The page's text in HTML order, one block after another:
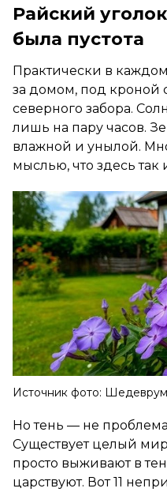
Райский
была пустота
Практически в каждом
за домом, под кроной
северного забора.
лишь на пару часов.
влажной и унылой.
мыслью, что здесь так
Источник фото: Шедеврум
Но тень — не
Существует целый
просто выживают в
царствуют. Вот 11